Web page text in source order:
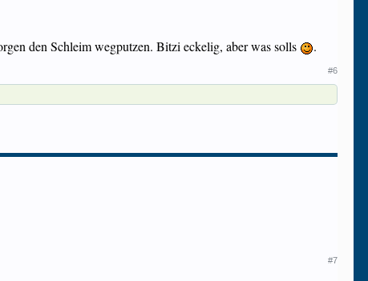
den Schleim wegputzen. Bitzi eckelig, aber was solls .
#6
#7